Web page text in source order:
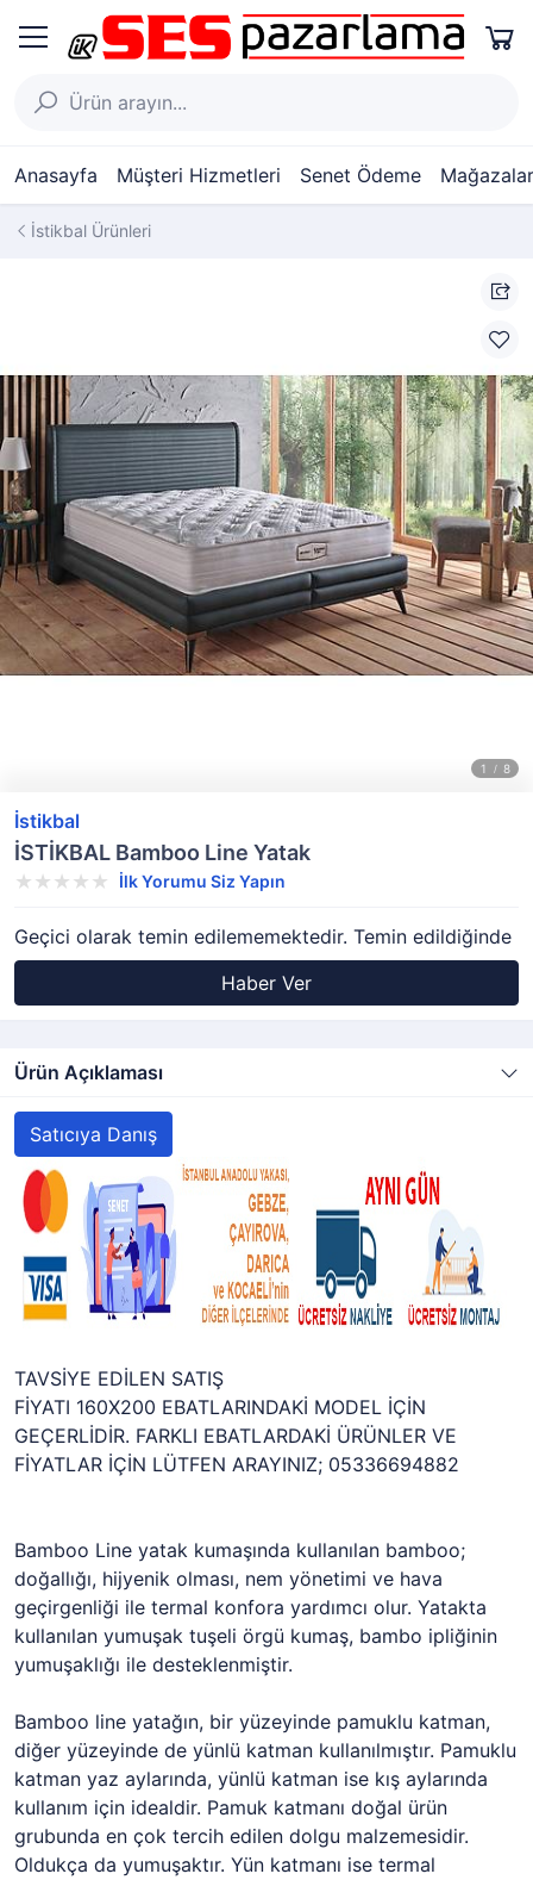
Anasayfa Müşteri Hizmetleri Senet Ödeme
İstikbal Ürünleri
İstikbal
İSTİKBAL Bamboo Line Yatak
İlk Yorumu Siz Yapın
Geçici olarak temin edilememektedir. Temin edildiğinde
Haber Ver
Ürün Açıklaması
Satıcıya Danış
TAVSİYE EDİLEN SATIŞ
FİYATI 160X200 EBATLARINDAKİ MODEL İÇİN
GEÇERLİDİR. FARKLI EBATLARDAKİ ÜRÜNLER VE
FİYATLAR İÇİN LÜTFEN ARAYINIZ; 05336694882
Bamboo Line yatak kumaşında kullanılan bamboo;
doğallığı, hijyenik olması, nem yönetimi ve hava
geçirgenliği ile termal konfora yardımcı olur. Yatakta
kullanılan yumuşak tuşeli örgü kumaş, bambo ipliğinin
yumuşaklığı ile desteklenmiştir.
Bamboo line yatağın, bir yüzeyinde pamuklu katman,
diğer yüzeyinde de yünlü katman kullanılmıştır. Pamuklu
katman yaz aylarında, yünlü katman ise kış aylarında
kullanım için idealdir. Pamuk katmanı doğal ürün
grubunda en çok tercih edilen dolgu malzemesidir.
Oldukça da yumuşaktır. Yün katmanı ise termal